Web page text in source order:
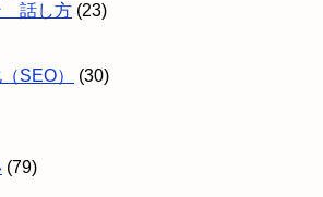
話し方 (23)
SEO）
(30)
(79)